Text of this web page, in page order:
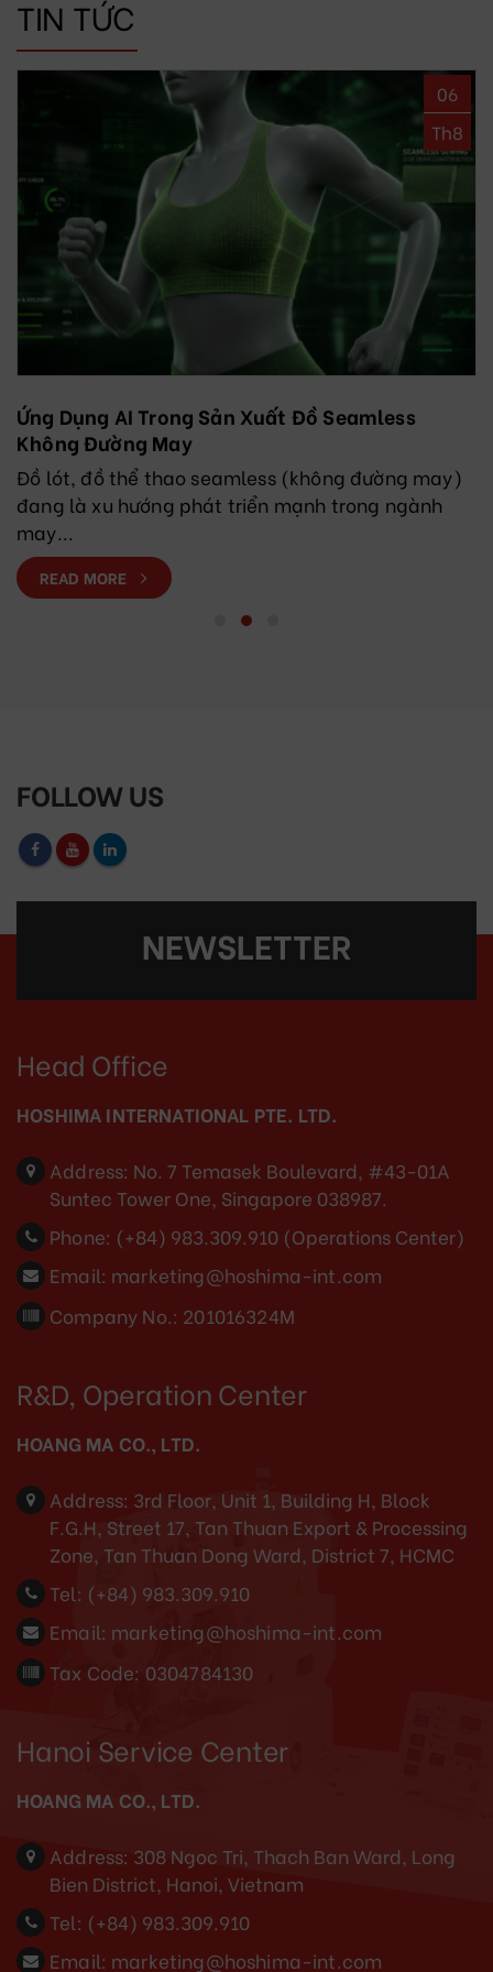
TIN TỨC
06
Th8
Ứng Dụng AI Trong Sản Xuất Đồ Seamless
Không Đường May
Đồ lót, đồ thể thao seamless (không đường may)
đang là xu hướng phát triển mạnh trong ngành
may...
READ MORE
FOLLOW US
NEWSLETTER
Head Office
HOSHIMA INTERNATIONAL PTE. LTD.
Address: No. 7 Temasek Boulevard, #43-01A
Suntec Tower One, Singapore 038987.
Phone: (+84) 983.309.910 (Operations Center)
Email: marketing@hoshima-int.com
Company No.: 201016324M
R&D, Operation Center
HOANG MA CO., LTD.
Address: 3rd Floor, Unit 1, Building H, Block
F.G.H, Street 17, Tan Thuan Export & Processing
Zone, Tan Thuan Dong Ward, District 7, HCMC
Tel: (+84) 983.309.910
Email: marketing@hoshima-int.com
Tax Code: 0304784130
Hanoi Service Center
HOANG MA CO., LTD.
Address: 308 Ngoc Tri, Thach Ban Ward, Long
Bien District, Hanoi, Vietnam
Tel: (+84) 983.309.910
Email: marketing@hoshima-int.com